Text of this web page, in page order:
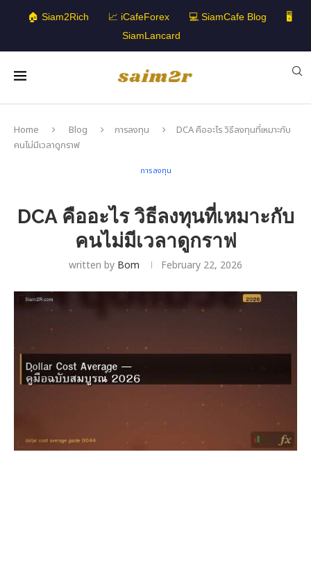
🏠 Siam2Rich 📈 iCafeForex 💻 SiamCafe Blog
🖥️
SiamLancard
Home Blog การลงทุน
DCA คืออะไร วิธีลงทุนที่เหมาะกับ
คนไม่มีเวลาดูกราฟ
การลงทุน
DCA คืออะไร วิธีลงทุนที่เหมาะกับ
คนไม่มีเวลาดูกราฟ
written by Bom February 22, 2026